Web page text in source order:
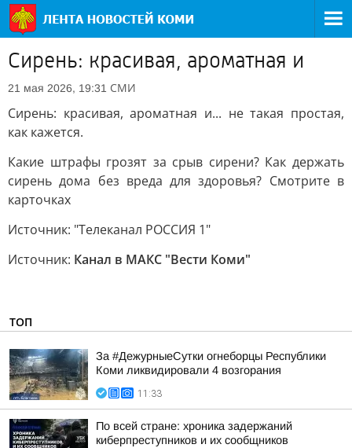
Сирень: красивая, ароматная и
21 мая 2026, 19:31 СМИ
Сирень: красивая, ароматная и... не такая простая,
как кажется.
Какие штрафы грозят за срыв сирени? Как держать
сирень дома без вреда для здоровья? Смотрите в
карточках
Источник: "Телеканал РОССИЯ 1"
Источник: Канал в МАКС "Вести Коми"
ТОП
За #ДежурныеСутки огнеборцы Республики
Коми ликвидировали 4 возгорания
11:33
По всей стране: хроника задержаний
киберпреступников и их сообщников